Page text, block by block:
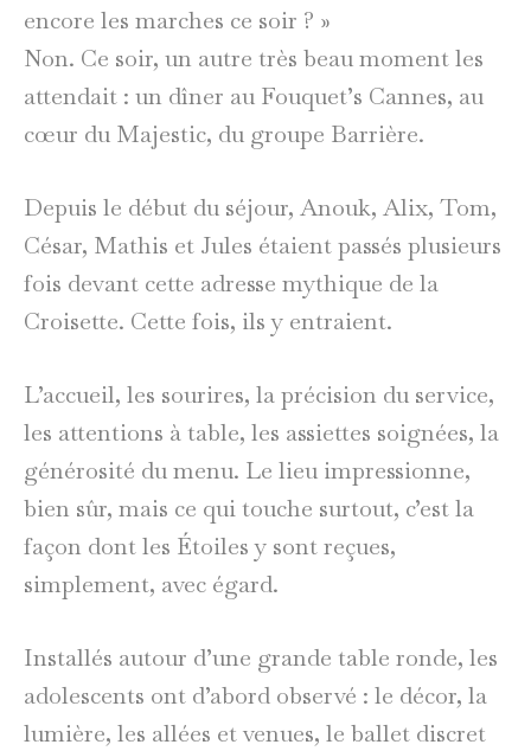
encore les marches ce soir ? »
Non. Ce soir, un autre très beau moment les
attendait : un dîner au Fouquet’s Cannes, au
cœur du Majestic, du groupe Barrière.
Depuis le début du séjour, Anouk, Alix, Tom,
César, Mathis et Jules étaient passés plusieurs
fois devant cette adresse mythique de la
Croisette. Cette fois, ils y entraient.
L’accueil, les sourires, la précision du service,
les attentions à table, les assiettes soignées, la
générosité du menu. Le lieu impressionne,
bien sûr, mais ce qui touche surtout, c’est la
façon dont les Étoiles y sont reçues,
simplement, avec égard.
Installés autour d’une grande table ronde, les
adolescents ont d’abord observé : le décor, la
lumière, les allées et venues, le ballet discret